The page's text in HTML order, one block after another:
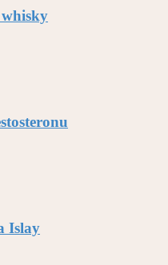
Islay